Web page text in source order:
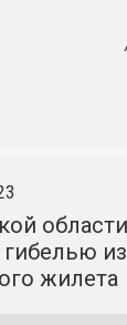
жилета